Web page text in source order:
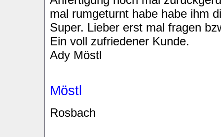
mal rumgeturnt habe habe ihm
Super. Lieber erst mal fragen
Ein voll zufriedener Kunde.
Ady Möstl
Möstl
Rosbach